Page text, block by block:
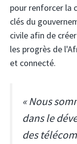
pour renforcer la
clés du
civile afin de
les progrès de
et connecté.
« Nous
dans le
des